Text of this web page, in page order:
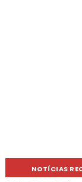
NOTÍCIAS